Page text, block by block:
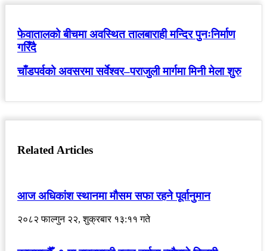
फेवातालको बीचमा अवस्थित तालबाराही मन्दिर पुनःनिर्माण
गरिँदै
चाँडपर्वको अवसरमा सर्वेश्वर–पराजुली मार्गमा मिनी मेला शुरु
Related Articles
आज अधिकांश स्थानमा मौसम सफा रहने पूर्वानुमान
२०८२ फाल्गुन २२, शुक्रबार १३:११ गते